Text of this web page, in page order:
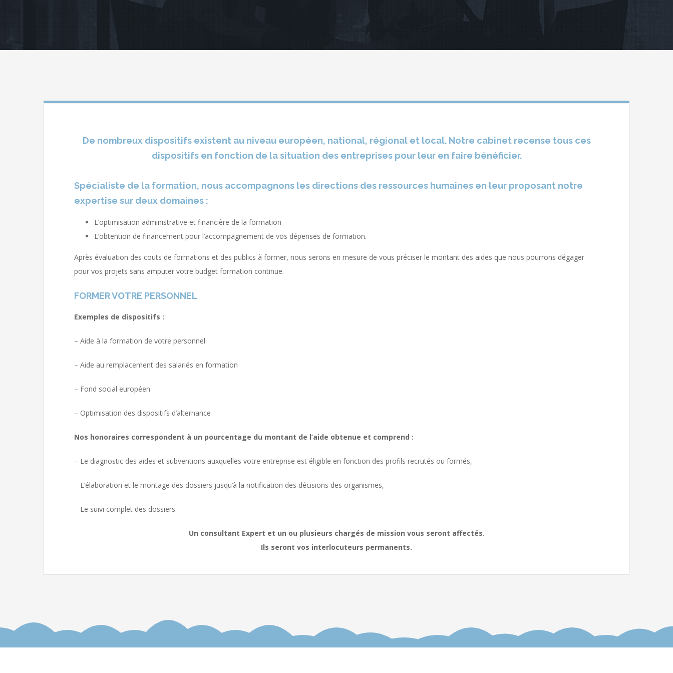
De nombreux dispositifs existent au niveau européen, national, régional et local. Notre cabinet recense tous ces
dispositifs en fonction de la situation des entreprises pour leur en faire bénéficier.
Spécialiste de la formation, nous accompagnons les directions des ressources humaines en leur proposant notre
expertise sur deux domaines :
L’optimisation administrative et financière de la formation
L’obtention de financement pour l’accompagnement de vos dépenses de formation.
Après évaluation des couts de formations et des publics à former, nous serons en mesure de vous préciser le montant des aides que nous pourrons dégager
pour vos projets sans amputer votre budget formation continue.
FORMER VOTRE PERSONNEL
Exemples de dispositifs :
– Aide à la formation de votre personnel
– Aide au remplacement des salariés en formation
– Fond social européen
– Optimisation des dispositifs d’alternance
Nos honoraires correspondent à un pourcentage du montant de l’aide obtenue et comprend :
– Le diagnostic des aides et subventions auxquelles votre entreprise est éligible en fonction des profils recrutés ou formés,
– L’élaboration et le montage des dossiers jusqu’à la notification des décisions des organismes,
– Le suivi complet des dossiers.
Un consultant Expert et un ou plusieurs chargés de mission vous seront affectés.
Ils seront vos interlocuteurs permanents.